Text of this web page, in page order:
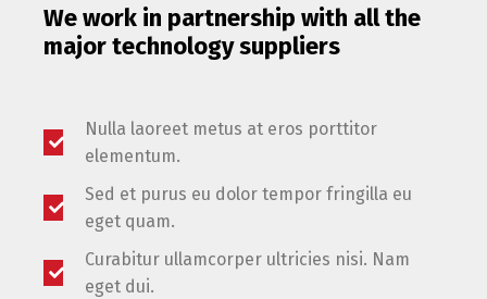
We work in partnership with all the
major technology suppliers
Nulla laoreet metus at eros porttitor
elementum.
Sed et purus eu dolor tempor fringilla eu
eget quam.
Curabitur ullamcorper ultricies nisi. Nam
eget dui.